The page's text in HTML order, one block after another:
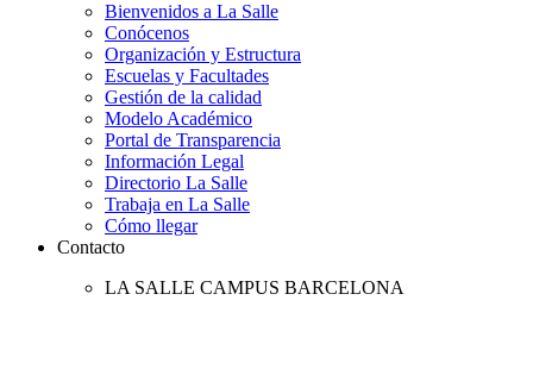
Bienvenidos a La Salle
Conócenos
Organización y Estructura
Escuelas y Facultades
Gestión de la calidad
Modelo Académico
Portal de Transparencia
Información Legal
Directorio La Salle
Trabaja en La Salle
Cómo llegar
Contacto
LA SALLE CAMPUS BARCELONA